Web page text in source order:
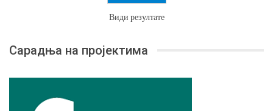
Види резултате
Сарадња на пројектима